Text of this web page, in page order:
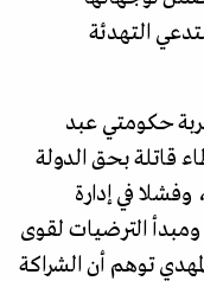
التهدئة
حكومتي عبد
قاتلة بحق الدولة
في إدارة
ومبدأ الترضيات لقوى
توهم أن الشراكة